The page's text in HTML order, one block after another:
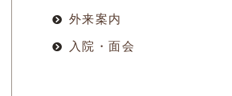
外来案内
入院・面会